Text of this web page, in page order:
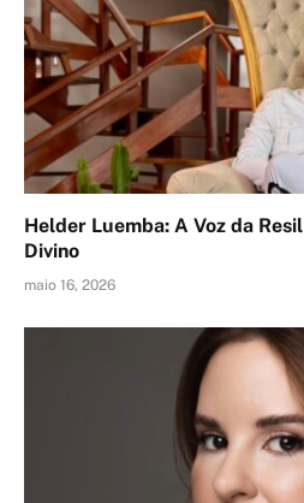
Helder Luemba: A Voz da
Divino
maio 16, 2026